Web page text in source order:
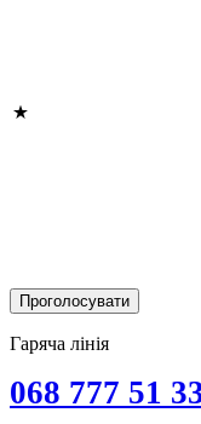
Гаряча лінія
068 777 51